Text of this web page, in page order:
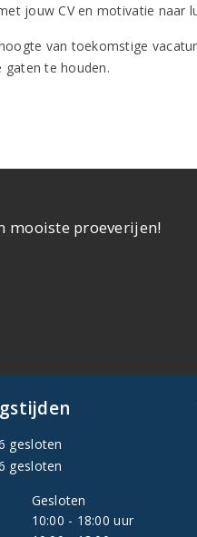
jouw CV en motivatie naar
van toekomstige
gaten te houden.
mooiste proeverijen!
gesloten
gesloten
Gesloten
10:00 - 18:00 uur